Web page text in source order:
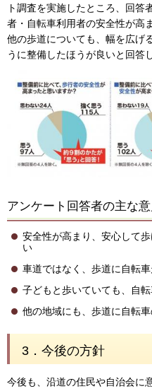
ト調査を実施したところ、回
者・自転車利用者の安全性が高
他の歩道についても、幅を広げ
うに整備したほうが良いと回答
アンケート回答者の主な
安全性が高まり、安心して
い
車道ではなく、歩道に自転
子どもと歩いていても、自
他の地域にも、歩道に自転
3．今後の方針
今後も、沿道の住民や自治会に